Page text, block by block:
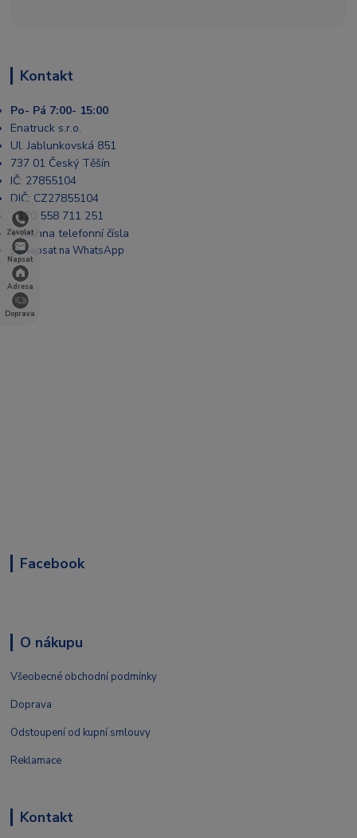
Zavolat
Napsat
Adresa
Doprava
Kontakt
Po- Pá 7:00- 15:00
Enatruck s.r.o.
Ul. Jablunkovská 851
737 01 Český Těšín
IČ: 27855104
DIČ: CZ27855104
+420 558 711 251
Všechna telefonní čísla
📩 Napsat na WhatsApp
Facebook
O nákupu
Všeobecné obchodní podmínky
Doprava
Odstoupení od kupní smlouvy
Reklamace
Kontakt